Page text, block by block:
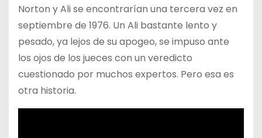
Norton y Ali se encontrarían una tercera vez en
septiembre de 1976. Un Ali bastante lento y
pesado, ya lejos de su apogeo, se impuso ante
los ojos de los jueces con un veredicto
cuestionado por muchos expertos. Pero esa es
otra historia.